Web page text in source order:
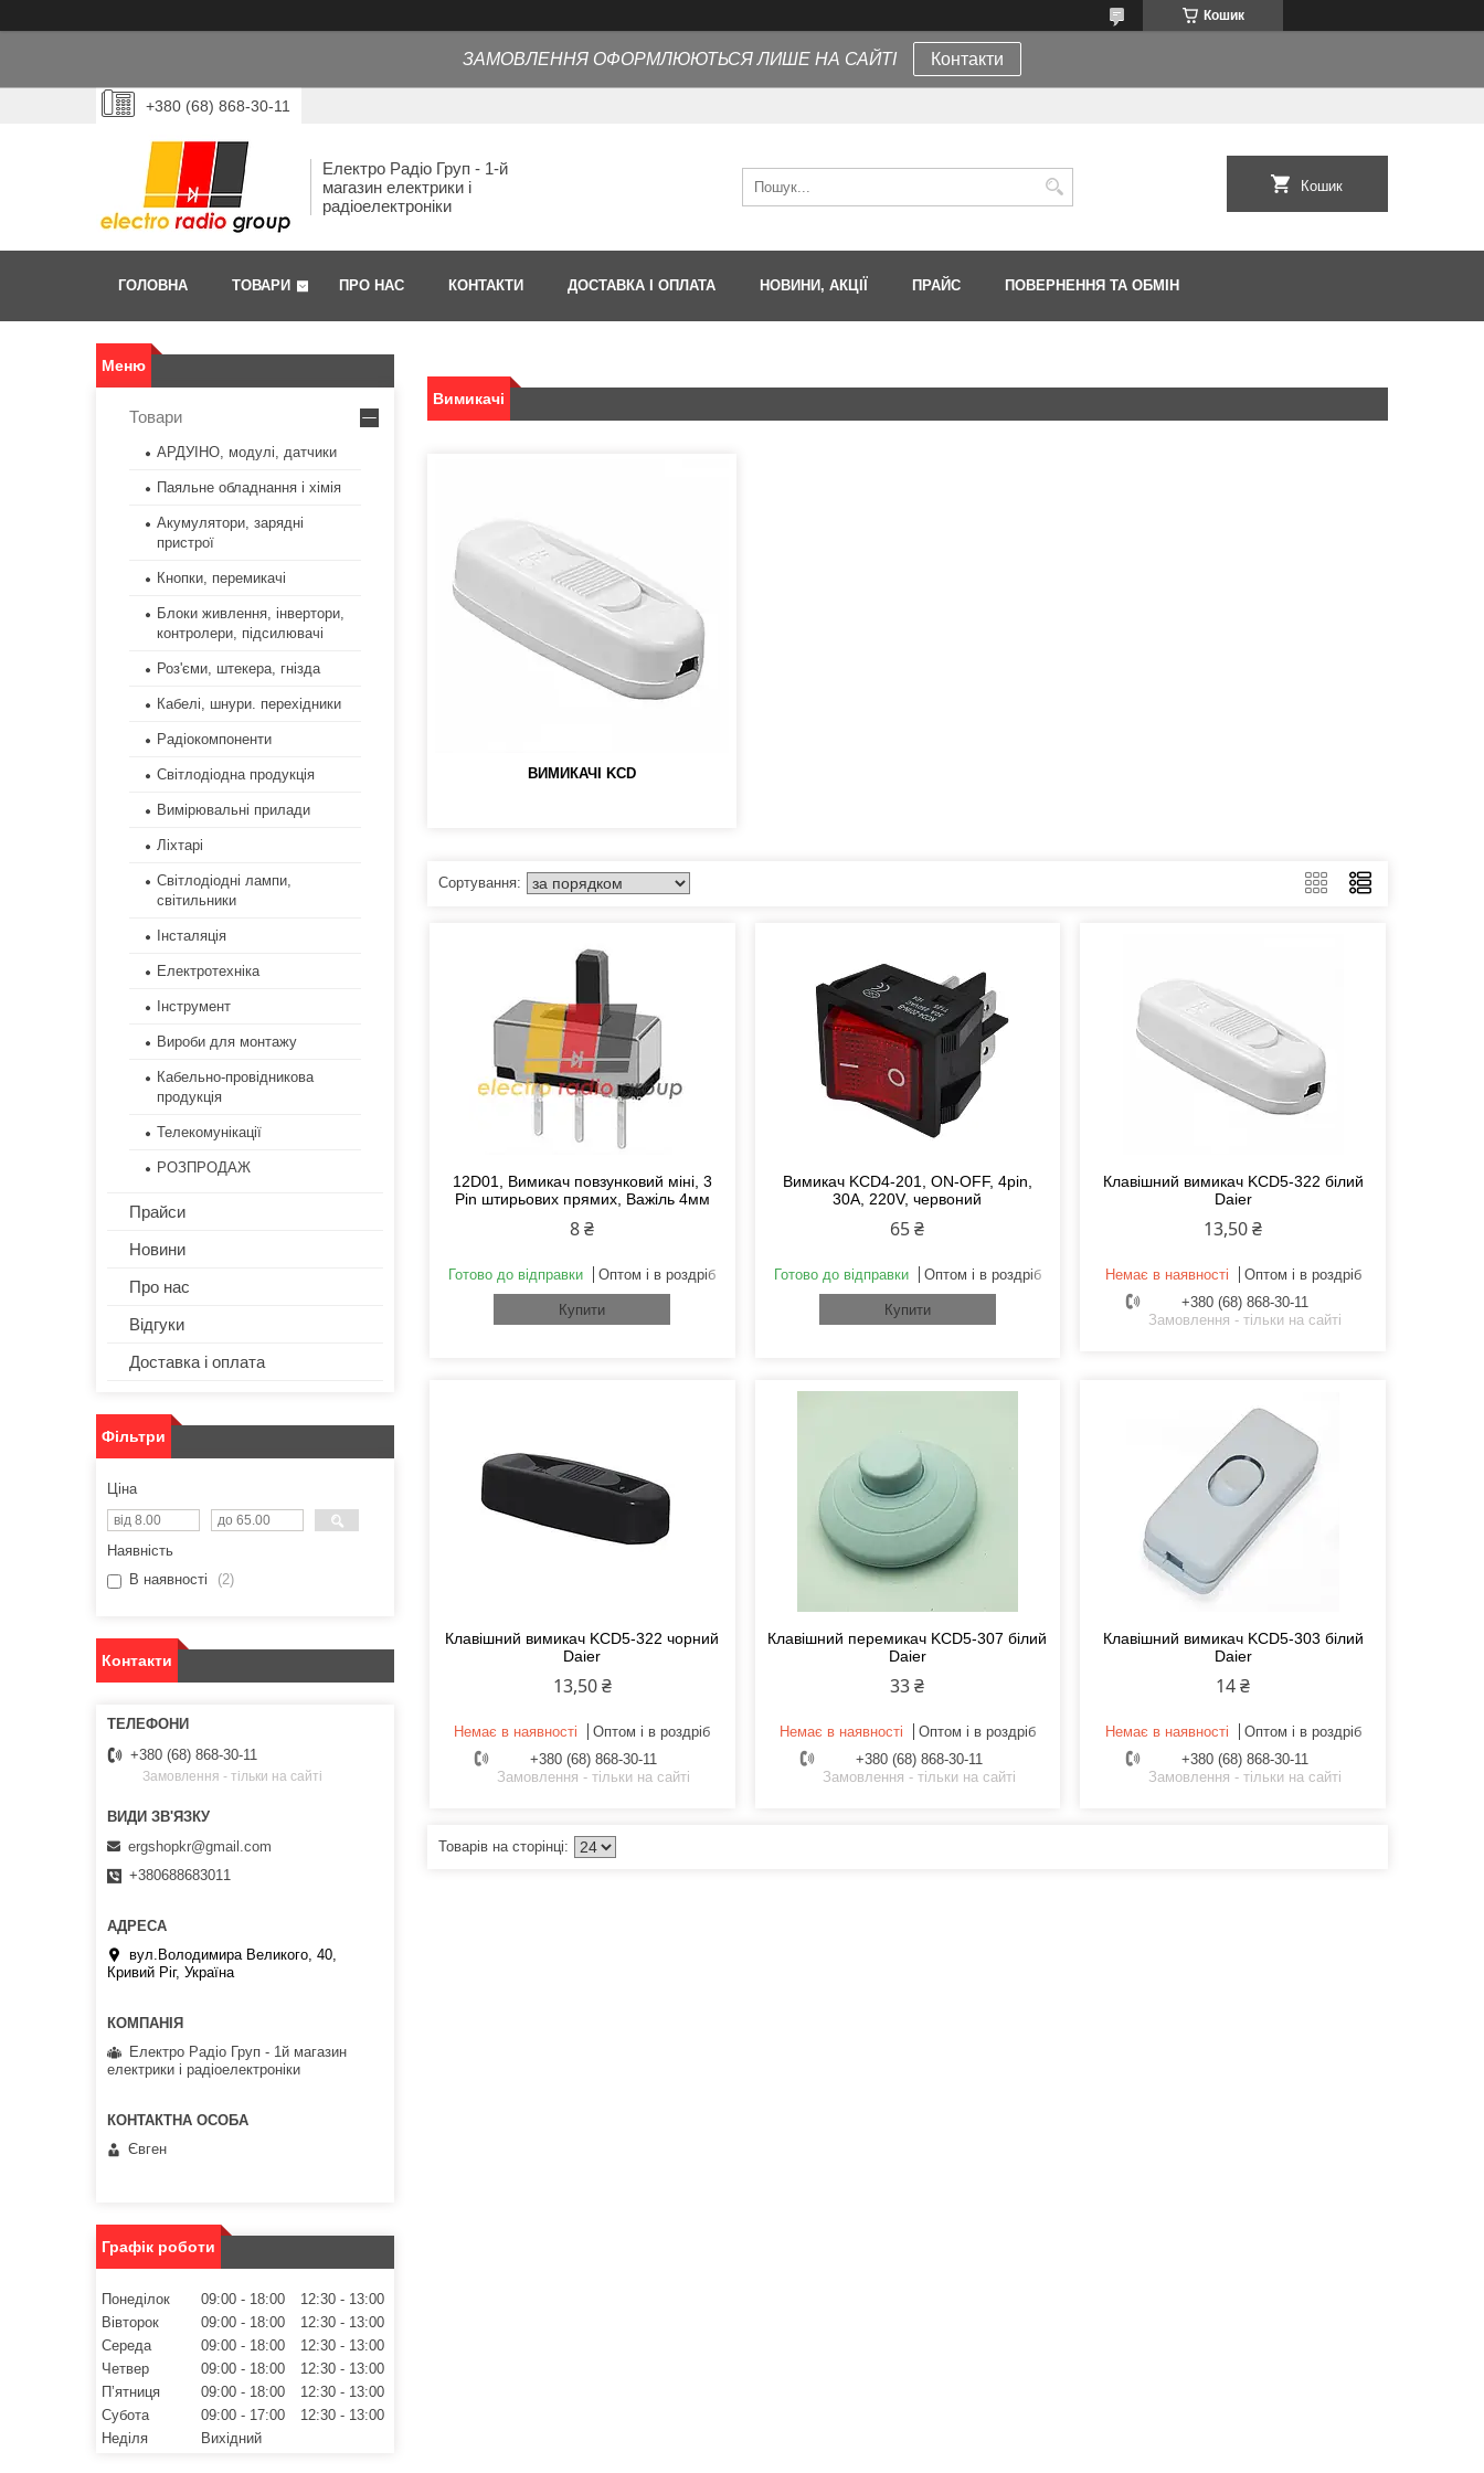
Кошик
ЗАМОВЛЕННЯ ОФОРМЛЮЮТЬСЯ ЛИШЕ НА САЙТІ Контакти
+380 (68) 868-30-11
Електро Радіо Груп - 1-й
магазин електрики і
радіоелектроніки
Кошик
ГОЛОВНА ТОВАРИ ПРО НАС КОНТАКТИ ДОСТАВКА І ОПЛАТА НОВИНИ, АКЦІЇ ПРАЙС ПОВЕРНЕННЯ ТА ОБМІН
Вимикачі
ВИМИКАЧІ KCD
12D01, Вимикач повзунковий міні, 3
Pin штирьових прямих, Важіль 4мм
8 ₴
Готово до відправки Оптом і в роздріб
Купити
Вимикач KCD4-201, ON-OFF, 4pin,
30A, 220V, червоний
65 ₴
Готово до відправки Оптом і в роздріб
Купити
Клавішний вимикач KCD5-322 білий
Daier
13,50 ₴
Немає в наявності
Оптом і в роздріб
+380 (68) 868-30-11
Замовлення - тільки на сайті
Клавішний вимикач KCD5-322 чорний
Daier
13,50 ₴
Немає в наявності
Оптом і в роздріб
+380 (68) 868-30-11
Замовлення - тільки на сайті
Клавішний перемикач KCD5-307 білий
Daier
33 ₴
Немає в наявності
Оптом і в роздріб
+380 (68) 868-30-11
Замовлення - тільки на сайті
Клавішний вимикач KCD5-303 білий
Daier
14 ₴
Немає в наявності
Оптом і в роздріб
+380 (68) 868-30-11
Замовлення - тільки на сайті
Товари
АРДУІНО, модулі, датчики
Паяльне обладнання і хімія
Акумулятори, зарядні
пристрої
Кнопки, перемикачі
Блоки живлення, інвертори,
контролери, підсилювачі
Роз'єми, штекера, гнізда
Кабелі, шнури. перехідники
Радіокомпоненти
Світлодіодна продукція
Вимірювальні прилади
Ліхтарі
Світлодіодні лампи,
світильники
Інсталяція
Електротехніка
Інструмент
Вироби для монтажу
Кабельно-провідникова
продукція
Телекомунікації
РОЗПРОДАЖ
Прайси
Новини
Про нас
Відгуки
Доставка і оплата
Фільтри
Ціна
Наявність
В наявності
2
Контакти
+380 (68) 868-30-11
Замовлення - тільки на сайті
ergshopkr@gmail.com
+380688683011
вул.Володимира Великого, 40,
Кривий Ріг, Україна
Електро Радіо Груп - 1й магазин
електрики і радіоелектроніки
Євген
Графік роботи
Понеділок 09:00 18:00 12:30
13:00
Вівторок
09:00 18:00 12:30
13:00
Середа
09:00 18:00 12:30
13:00
Четвер
09:00 18:00 12:30
13:00
Пʼятниця
09:00 18:00 12:30
13:00
Субота
09:00 17:00 12:30
13:00
Неділя
Вихідний